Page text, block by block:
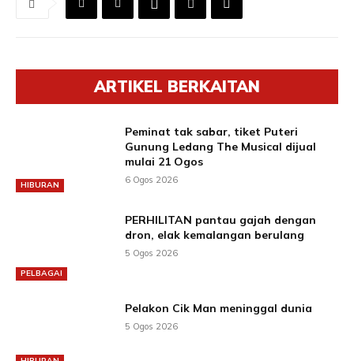
ARTIKEL BERKAITAN
HIBURAN
Peminat tak sabar, tiket Puteri
Gunung Ledang The Musical dijual
mulai 21 Ogos
6 Ogos 2026
PELBAGAI
PERHILITAN pantau gajah dengan
dron, elak kemalangan berulang
5 Ogos 2026
Pelakon Cik Man meninggal dunia
5 Ogos 2026